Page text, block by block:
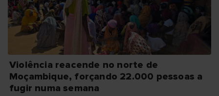
Violência reacende no norte de
Moçambique, forçando 22.000 pessoas a
fugir numa semana